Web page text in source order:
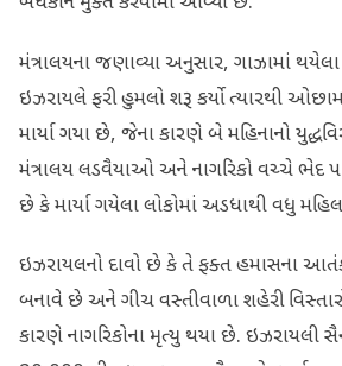
મંત્રાલયના જણાવ્યા અનુસાર, ગાઝામાં
ઇઝરાયલે ફરી હુમલો શરૂ કર્યો ત્યારથી
માર્યા ગયા છે, જેના કારણે બે મહિનાનો
મંત્રાલય લડવૈયાઓ અને નાગરિકો વચ્ચે ભેદ
છે કે માર્યા ગયેલા લોકોમાં અડધાથી વધુ
ઇઝરાયલનો દાવો છે કે તે ફક્ત હમાસના
બનાવે છે અને ગીચ વસ્તીવાળા શહેરી
કારણે નાગરિકોના મૃત્યુ થયા છે. ઇઝરાયલી